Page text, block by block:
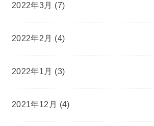
2022年3月 (7)
2022年2月 (4)
2022年1月 (3)
2021年12月 (4)